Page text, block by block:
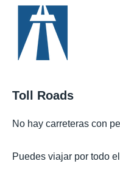
Toll Roads
No hay carreteras con
Puedes viajar por todo